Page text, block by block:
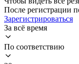
После регистрации
Зарегистрироваться
За всё время
По соответствию